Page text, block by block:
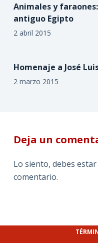
Animales y
antiguo Egipto
2 abril 2015
Homenaje a José
2 marzo 2015
Deja un
Lo siento, debes estar
comentario.